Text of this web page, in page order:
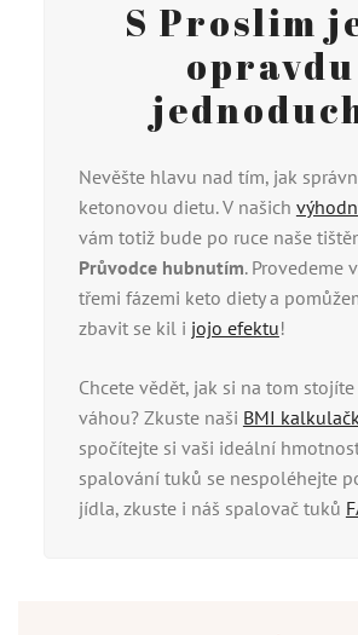
S Proslim
opravdu
Nevěšte hlavu nad tím, jak
ketonovou dietu. V našich
vám totiž bude po ruce naše
Průvodce hubnutím. Provedeme
třemi fázemi keto diety a
zbavit se kil i jojo efektu!
Chcete vědět, jak si na tom
váhou? Zkuste naši BMI
spočítejte si vaši ideální
spalování tuků se nespoléhejte
jídla, zkuste i náš spalovač tuků